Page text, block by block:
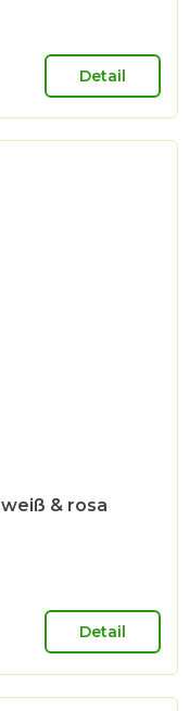
Detail
& rosa
Detail